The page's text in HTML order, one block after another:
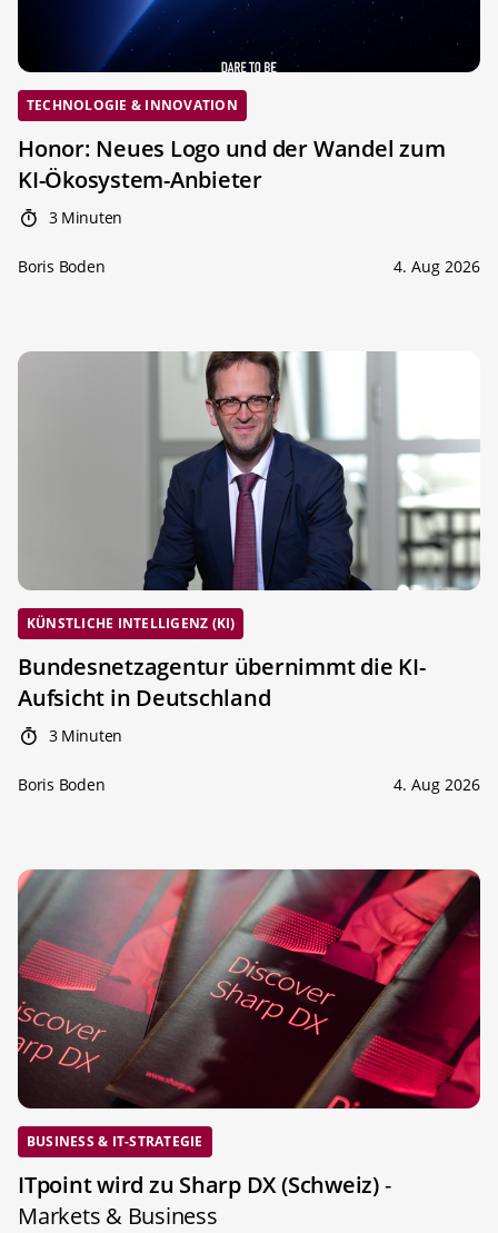
TECHNOLOGIE & INNOVATION
Honor: Neues Logo und der Wandel zum
KI-Ökosystem-Anbieter
3 Minuten
Boris Boden 4. Aug 2026
KÜNSTLICHE INTELLIGENZ (KI)
Bundesnetzagentur übernimmt die KI-
Aufsicht in Deutschland
3 Minuten
Boris Boden 4. Aug 2026
BUSINESS & IT-STRATEGIE
ITpoint wird zu Sharp DX (Schweiz)-
Markets & Business